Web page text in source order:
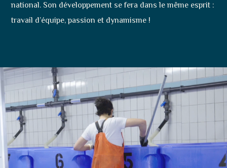
national. Son développement se fera dans le même esprit :
travail d’équipe, passion et dynamisme !